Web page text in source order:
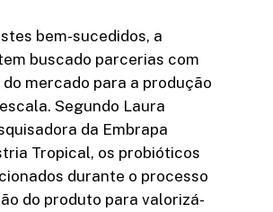
bem-sucedidos, a
buscado parcerias com
mercado para a produção
Segundo Laura
da Embrapa
Tropical, os probióticos
durante o processo
do produto para valorizá-